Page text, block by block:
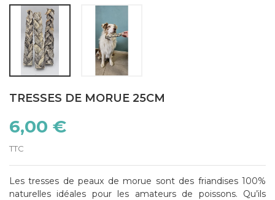
TRESSES DE MORUE 25CM
6,00 €
TTC
Les tresses de peaux de morue sont des friandises 100%
naturelles idéales pour les amateurs de poissons. Qu’ils